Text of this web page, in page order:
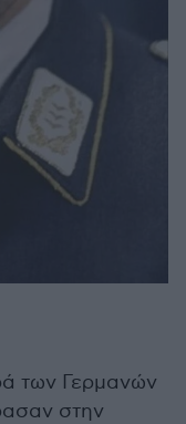
των Γερμανών
στην